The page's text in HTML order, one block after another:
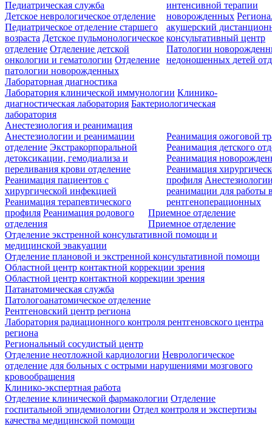
интенсивной терапии
новорожденных
акушерский
консультативный центр
Патологии
недоношенных детей
Педиатрическая служба
Детское неврологическое отделение
Педиатрическое отделение старшего
возраста Детское пульмонологическое
отделение Отделение детской
онкологии и гематологии Отделение
патологии новорожденных
Лабораторная диагностика
Лаборатория клинической иммунологии Клинико-
диагностическая лаборатория Бактериологическая
лаборатория
Анестезиология и реанимация
Анестезиологии и реанимации
отделение Экстракорпоральной
детоксикации, гемодиализа и
переливания крови отделение
Реанимация пациентов с
хирургической инфекцией
Реанимация терапевтического
профиля Реанимация родового
отделения
Реанимация ожоговой
Реанимация детского
Реанимация
Реанимация
профиля
реанимации для работы
рентгеноперационных
Приемное отделение
Приемное отделение
Отделение экстренной консультативной помощи и
медицинской эвакуации
Отделение плановой и экстренной консультативной помощи
Областной центр контактной коррекции зрения
Областной центр контактной коррекции зрения
Патанатомическая служба
Патологоанатомическое отделение
Рентгеновский центр региона
Лаборатория радиационного контроля рентгеновского центра
региона
Региональный сосудистый центр
Отделение неотложной кардиологии Неврологическое
отделение для больных с острыми нарушениями мозгового
кровообращения
Клинико-экспертная работа
Отделение клинической фармакологии Отделение
госпитальной эпидемиологии Отдел контроля и экспертизы
качества медицинской помощи